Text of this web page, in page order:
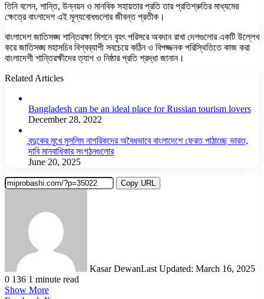
তিনি বলেন, শান্তি, উন্নয়ন ও মানবিক সহায়তার প্রতি তার প্রতিশ্রুতির মাধ্যমের
ক্ষেত্রে বাংলাদেশ এই মূল্যবোধগুলোর জীবন্ত প্রতীক।
বাংলাদেশ জাতিসঙ্ঘ শান্তিরক্ষা মিশনে বৃহৎ পরিসরে অবদান রাখা দেশগুলোর একটি উল্লেখ
করে জাতিসঙ্ঘ মহাসচিব বিশ্বব্যাপী সবচেয়ে কঠিন ও বিপজ্জনক পরিস্থিতিতে কাজ করা
বাংলাদেশী শান্তিরক্ষীদের ত্যাগ ও নিষ্ঠার প্রতি শ্রদ্ধা জানান।
Related Articles
Bangladesh can be an ideal place for Russian tourism lovers
December 28, 2022
বন্দুকের মুখে মুসলিম নাগরিকদের অবৈধভাবে বাংলাদেশে ফেরত পাঠাচ্ছে ভারত,
দাবি মানবাধিকার সংগঠনগুলোর
June 20, 2025
Copy URL
Kasar DewanLast Updated: March 16, 2025
0 136 1 minute read
Show More